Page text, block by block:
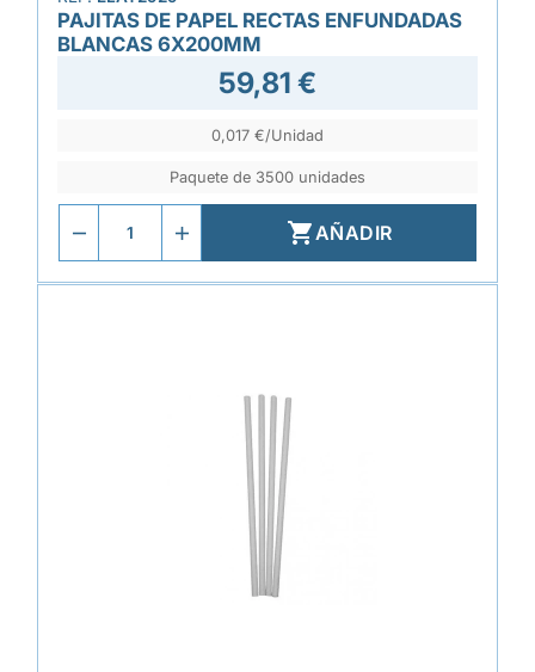
PAJITAS DE PAPEL RECTAS ENFUNDADAS
BLANCAS 6X200MM
59,81 €
0,017 €/Unidad
Paquete de 3500 unidades
AÑADIR